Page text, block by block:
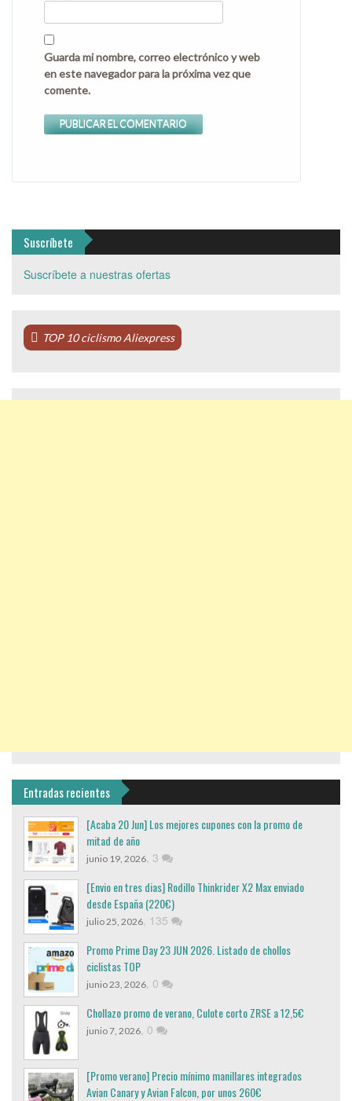
Guarda mi nombre, correo electrónico y web
en este navegador para la próxima vez que
comente.
Suscríbete
Suscríbete a nuestras ofertas
TOP 10 ciclismo Aliexpress
Entradas recientes
[Acaba 20 Jun] Los mejores cupones con la promo de
mitad de año
junio 19, 2026, 3
[Envio en tres dias] Rodillo Thinkrider X2 Max enviado
desde España (220€)
julio 25, 2026, 135
Promo Prime Day 23 JUN 2026. Listado de chollos
ciclistas TOP
junio 23, 2026, 0
Chollazo promo de verano, Culote corto ZRSE a 12,5€
junio 7, 2026, 0
[Promo verano] Precio mínimo manillares integrados
Avian Canary y Avian Falcon, por unos 260€